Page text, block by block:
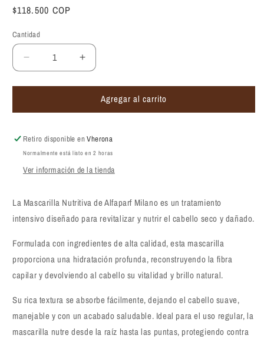
Precio
$118.500 COP
Cantidad
Reducir
cantidad
para
nutritiva
Milano
Semi
Lino
Mask
Aumentar
cantidad
para
Mascarilla
nutritiva
Milano
Semi
Lino
Mask
Agregar al carrito
Retiro disponible enVherona
Normalmente está listo en 2 horas
Ver información de la tienda
La Mascarilla Nutritiva de Alfaparf Milano es un tratamiento
intensivo diseñado para revitalizar y nutrir el cabello seco y dañado.
Formulada con ingredientes de alta calidad, esta mascarilla
proporciona una hidratación profunda, reconstruyendo la fibra
capilar y devolviendo al cabello su vitalidad y brillo natural.
Su rica textura se absorbe fácilmente, dejando el cabello suave,
manejable y con un acabado saludable. Ideal para el uso regular, la
mascarilla nutre desde la raíz hasta las puntas, protegiendo contra